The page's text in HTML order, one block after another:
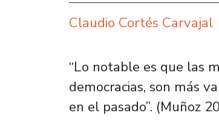
Claudio Cortés Carvajal
“Lo notable es que las
democracias, son más
en el pasado”. (Muñoz